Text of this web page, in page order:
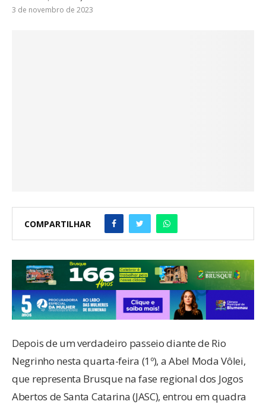
3 de novembro de 2023
COMPARTILHAR
Depois de um verdadeiro passeio diante de Rio
Negrinho nesta quarta-feira (1º), a Abel Moda Vôlei,
que representa Brusque na fase regional dos Jogos
Abertos de Santa Catarina (JASC), entrou em quadra